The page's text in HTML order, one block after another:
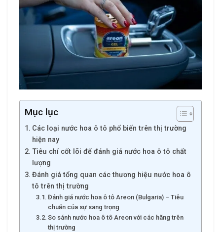
Mục lục
Các loại nước hoa ô tô phổ biến trên thị trường
hiện nay
Tiêu chí cốt lõi để đánh giá nước hoa ô tô chất
lượng
Đánh giá tổng quan các thương hiệu nước hoa ô
tô trên thị trường
Đánh giá nước hoa ô tô Areon (Bulgaria) – Tiêu
chuẩn của sự sang trọng
So sánh nước hoa ô tô Areon với các hãng trên
thị trường